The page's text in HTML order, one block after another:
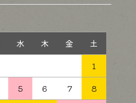
水 木 金
土
1
5 6 7
8